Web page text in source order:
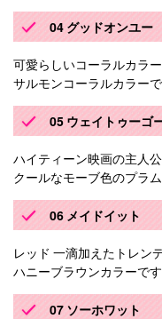
04 グッドオンユー
可愛らしいコーラルカラ
サルモンコーラルカラー
05 ウェイトゥーゴ
ハイティーン映画の主人
クールなモーブ色のプラ
06 メイドイット
レッド 一滴加えたトレン
ハニーブラウンカラーで
07 ソーホワット